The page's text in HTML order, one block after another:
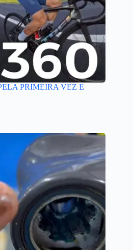
PRIMEIRA VEZ E